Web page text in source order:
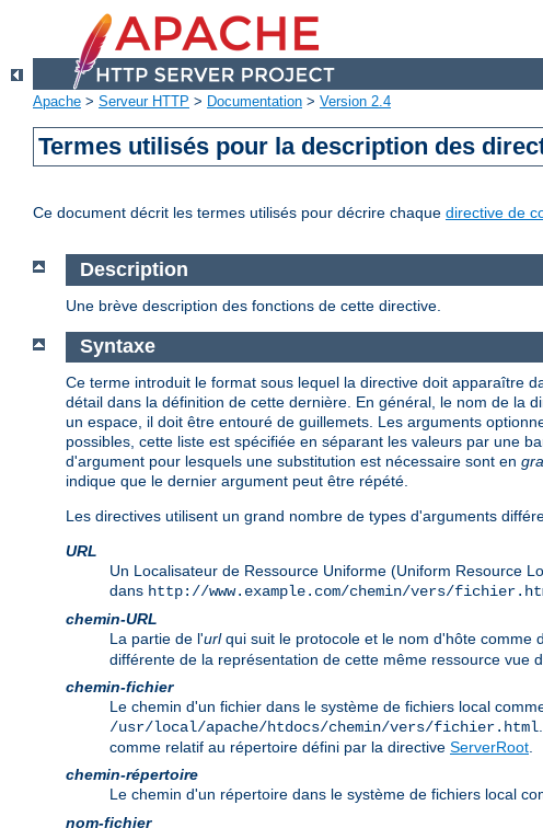
Apache > Serveur HTTP > Documentation > Version 2.4
Termes utilisés pour la description des
Ce document décrit les termes utilisés pour décrire chaque directive de
Description
Une brève description des fonctions de cette directive.
Syntaxe
Ce terme introduit le format sous lequel la directive doit apparaître
détail dans la définition de cette dernière. En général, le nom de la
un espace, il doit être entouré de guillemets. Les arguments
possibles, cette liste est spécifiée en séparant les valeurs par une
d'argument pour lesquels une substitution est nécessaire sont en
indique que le dernier argument peut être répété.
Les directives utilisent un grand nombre de types d'arguments
URL
Un Localisateur de Ressource Uniforme (Uniform Resource
dans http://www.example.com/chemin/vers/
chemin-URL
La partie de l'urlqui suit le protocole et le nom d'hôte comme
différente de la représentation de cette même ressource vue
chemin-fichier
Le chemin d'un fichier dans le système de fichiers local
/usr/local/apache/htdocs/chemin/vers/fichier.html
comme relatif au répertoire défini par la directive ServerRoot
chemin-répertoire
Le chemin d'un répertoire dans le système de fichiers local
nom-fichier